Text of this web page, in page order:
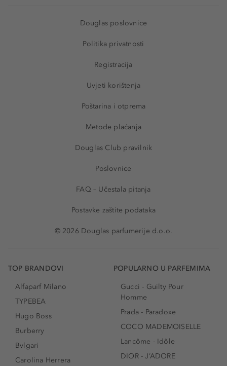
Douglas poslovnice
Politika privatnosti
Registracija
Uvjeti korištenja
Poštarina i otprema
Metode plaćanja
Douglas Club pravilnik
Poslovnice
FAQ – Učestala pitanja
Postavke zaštite podataka
© 2026 Douglas parfumerije d.o.o.
TOP BRANDOVI
Alfaparf Milano
TYPEBEA
Hugo Boss
Burberry
Bvlgari
Carolina Herrera
POPULARNO U PARFEMIMA
Gucci - Guilty Pour
Homme
Prada - Paradoxe
COCO MADEMOISELLE
Lancôme - Idôle
DIOR - J’ADORE